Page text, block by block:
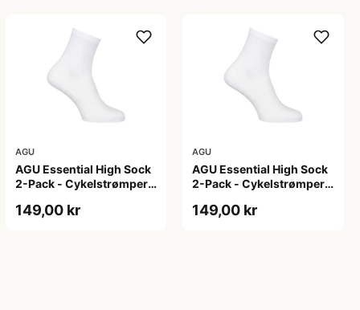
AGU
AGU Essential High Sock
2-Pack - Cykelstrømper -
149,00 kr
AGU
AGU Essential High Sock
2-Pack - Cykelstrømper -
149,00 kr